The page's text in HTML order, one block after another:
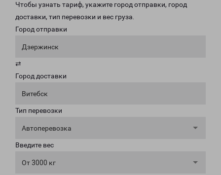
Чтобы узнать тариф, укажите город отправки, город
доставки, тип перевозки и вес груза.
Город отправки
Дзержинск
⇄
Город доставки
Витебск
Тип перевозки
Автоперевозка
Введите вес
От 3000 кг